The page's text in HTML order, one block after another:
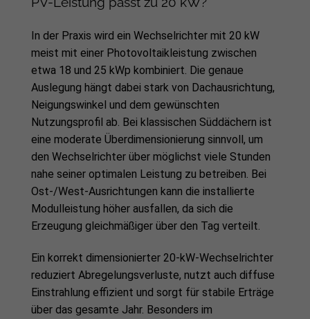
In der Praxis wird ein Wechselrichter mit 20 kW
meist mit einer Photovoltaikleistung zwischen
etwa 18 und 25 kWp kombiniert. Die genaue
Auslegung hängt dabei stark von Dachausrichtung,
Neigungswinkel und dem gewünschten
Nutzungsprofil ab. Bei klassischen Süddächern ist
eine moderate Überdimensionierung sinnvoll, um
den Wechselrichter über möglichst viele Stunden
nahe seiner optimalen Leistung zu betreiben. Bei
Ost-/West-Ausrichtungen kann die installierte
Modulleistung höher ausfallen, da sich die
Erzeugung gleichmäßiger über den Tag verteilt.
Ein korrekt dimensionierter 20-kW-Wechselrichter
reduziert Abregelungsverluste, nutzt auch diffuse
Einstrahlung effizient und sorgt für stabile Erträge
über das gesamte Jahr. Besonders im